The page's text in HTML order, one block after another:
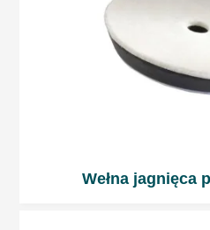
Wełna jagnięca